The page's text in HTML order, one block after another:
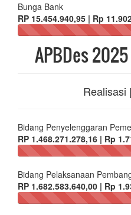
Bunga Bank
RP 15.454.940,95 | Rp
APBDes
Realisasi
Bidang Penyelenggaran
RP 1.468.271.278,16 | Rp
Bidang Pelaksanaan
RP 1.682.583.640,00 | Rp